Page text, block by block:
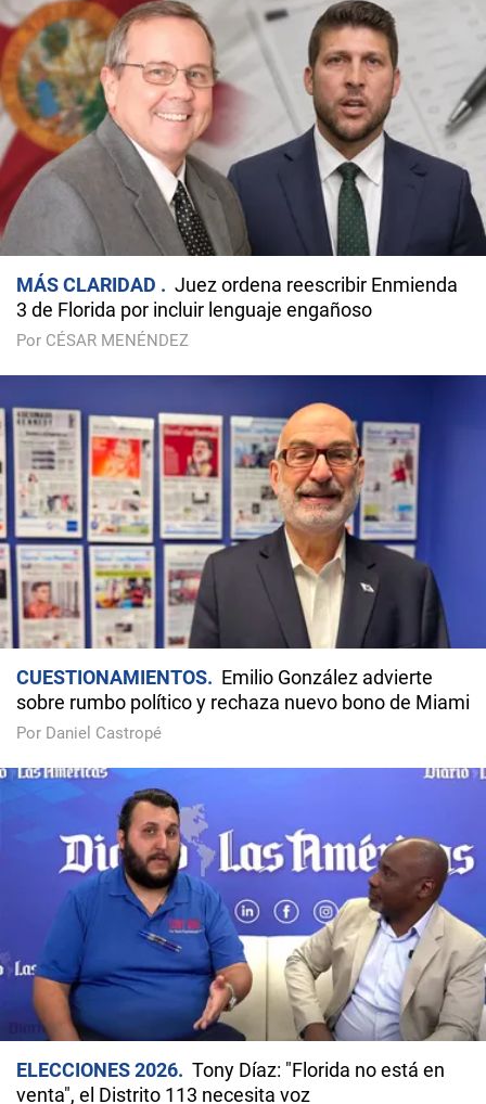
MÁS CLARIDAD
Juez ordena reescribir Enmienda
3 de Florida por incluir lenguaje engañoso
Por CÉSAR MENÉNDEZ
CUESTIONAMIENTOS
Emilio González advierte
sobre rumbo político y rechaza nuevo bono de Miami
Por Daniel Castropé
ELECCIONES 2026
Tony Díaz: "Florida no está en
venta", el Distrito 113 necesita voz